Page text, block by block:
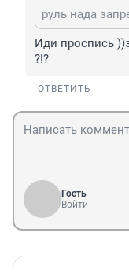
руль нада
Иди проспись
?!?
ОТВЕТИТЬ
Гость
Войти